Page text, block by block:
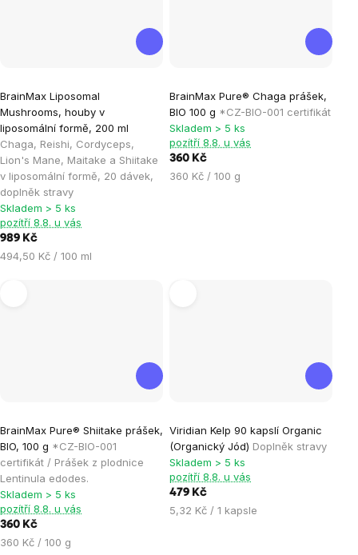
BrainMax Liposomal
Mushrooms, houby v
liposomální formě, 200 ml
Chaga, Reishi, Cordyceps,
Lion's Mane, Maitake a Shiitake
v liposomální formě, 20 dávek,
doplněk stravy
Skladem > 5 ks
pozítří 8.8. u vás
989 Kč
Měrná
494,50 Kč / 100 ml
BrainMax Pure® Chaga prášek,
BIO 100 g *CZ-BIO-001 certifikát
hodnocení
produktu
je
5,0
z
Skladem > 5 ks
pozítří 8.8. u vás
360 Kč
Měrná
360 Kč / 100 g
BrainMax Pure® Shiitake prášek,
BIO, 100 g *CZ-BIO-001
certifikát / Prášek z plodnice
Lentinula edodes.
hodnocení
produktu
je
5,0
z
5
Skladem > 5 ks
pozítří 8.8. u vás
360 Kč
Měrná
360 Kč / 100 g
Viridian Kelp 90 kapslí Organic
(Organický Jód) Doplněk stravy
hodnocení
produktu
je
5,0
z
Skladem > 5 ks
pozítří 8.8. u vás
479 Kč
Měrná
5,32 Kč / 1 kapsle